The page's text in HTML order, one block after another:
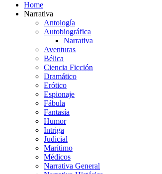
Home
Narrativa
Antología
Autobiográfica
Narrativa
Aventuras
Bélica
Ciencia Ficción
Dramático
Erótico
Espionaje
Fábula
Fantasía
Humor
Intriga
Judicial
Marítimo
Médicos
Narrativa General